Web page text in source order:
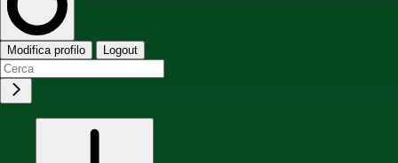
Modifica profilo Logout